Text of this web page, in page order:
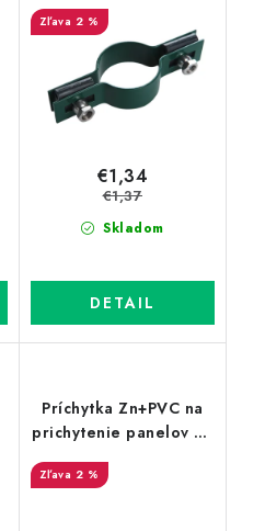
zelená
2 %
Skladom
€1,34
€1,37
DETAIL
Príchytka Zn+PVC na
prichytenie panelov na
stĺpik 60x40 mm -
priebežná, zelená
2 %